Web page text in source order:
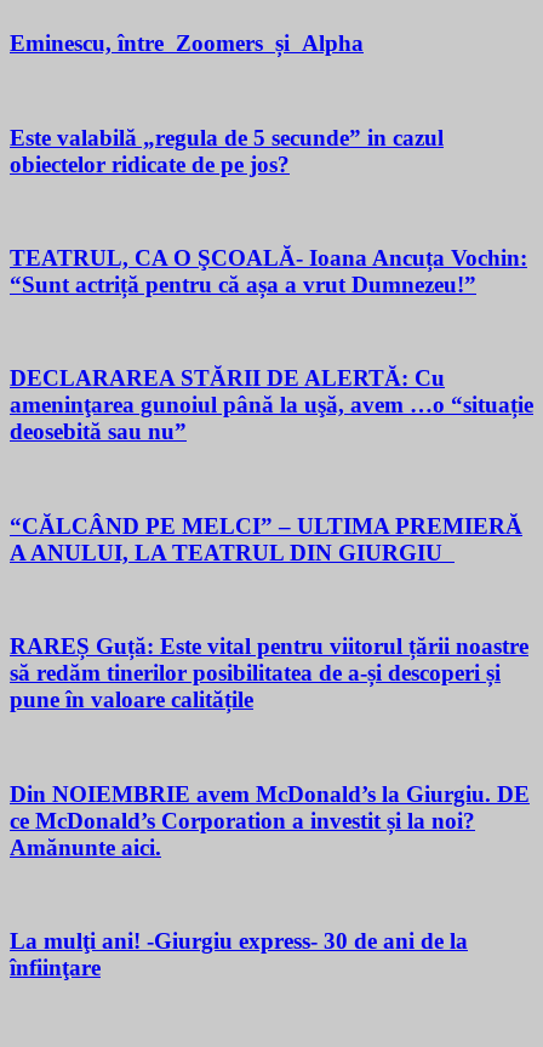
Eminescu, între Zoomers și Alpha
Este valabilă „regula de 5 secunde” in cazul
obiectelor ridicate de pe jos?
TEATRUL, CA O ŞCOALĂ- Ioana Ancuța Vochin:
“Sunt actriță pentru că așa a vrut Dumnezeu!”
DECLARAREA STĂRII DE ALERTĂ: Cu
ameninţarea gunoiul până la uşă, avem …o “situație
deosebită sau nu”
“CĂLCÂND PE MELCI” – ULTIMA PREMIERĂ
A ANULUI, LA TEATRUL DIN GIURGIU
RAREȘ Guță: Este vital pentru viitorul țării noastre
să redăm tinerilor posibilitatea de a-și descoperi și
pune în valoare calitățile
Din NOIEMBRIE avem McDonald’s la Giurgiu. DE
ce McDonald’s Corporation a investit și la noi?
Amănunte aici.
La mulţi ani! -Giurgiu express- 30 de ani de la
înfiinţare